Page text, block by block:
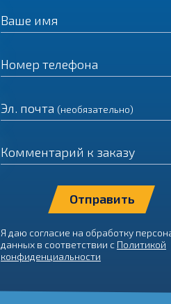
Ваше имя
Номер телефона
Эл. почта (необязательно)
Комментарий к заказу
Я даю согласие на обработку
данных в соответствии с Политикой
конфиденциальности